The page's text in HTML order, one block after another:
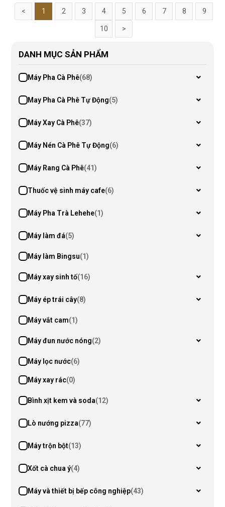
DANH MỤC SẢN PHẨM
Máy Pha Cà Phê(68)
May Pha Cà Phê Tự Động(5)
Máy Xay Cà Phê(37)
Máy Nén Cà Phê Tự Động(6)
Máy Rang Cà Phê(41)
Thuốc vệ sinh máy cafe(6)
Máy Pha Trà Lehehe(1)
Máy làm đá(5)
Máy làm Bingsu(1)
Máy xay sinh tố(16)
Máy ép trái cây(8)
Máy vắt cam(1)
Máy đun nước nóng(2)
Máy lọc nước(6)
Máy xay rác(0)
Bình xịt kem và soda(12)
Lò nướng pizza(77)
Máy trộn bột(13)
Xốt cà chua ý(4)
Máy và thiết bị bếp công nghiệp(43)
< 1 2 3 4 5 6 7 8 9
10 >